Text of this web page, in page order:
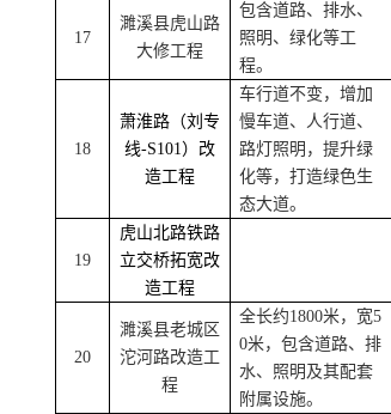
17
濉溪县虎山路
大修工程
包含道路、排水、
照明、绿化等工
程。
18
萧淮路（刘专
线-S101）改
造工程
车行道不变，增加
慢车道、人行道、
路灯照明，提升绿
化等，打造绿色生
态大道。
19
虎山北路铁路
立交桥拓宽改
造工程
20
濉溪县老城区
沱河路改造工
程
全长约1800米，宽5
0米，包含道路、排
水、照明及其配套
附属设施。